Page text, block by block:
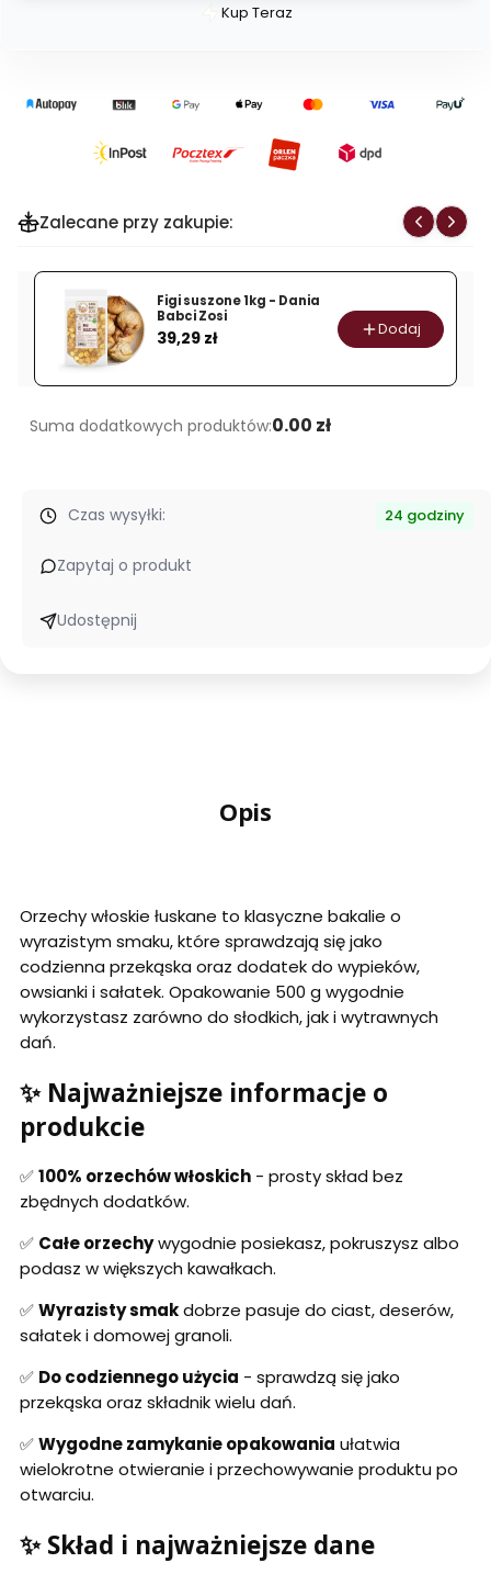
Szybki
produktu
włoskie
Babci
Kup Teraz
Zalecane przy zakupie:
Figi suszone 1kg - Dania
Babci Zosi
Cena
39,29 zł Dodaj
Suma dodatkowych produktów:0.00 zł
Czas wysyłki: 24 godziny
Zapytaj o produkt
Udostępnij
Opis
Orzechy włoskie łuskane to klasyczne bakalie o
wyrazistym smaku, które sprawdzają się jako
codzienna przekąska oraz dodatek do wypieków,
owsianki i sałatek. Opakowanie 500 g wygodnie
wykorzystasz zarówno do słodkich, jak i wytrawnych
dań.
✨ Najważniejsze informacje o
produkcie
✅100% orzechów włoskich - prosty skład bez
zbędnych dodatków.
✅ Całe orzechywygodnie posiekasz, pokruszysz albo
podasz w większych kawałkach.
✅Wyrazisty smakdobrze pasuje do ciast, deserów,
sałatek i domowej granoli.
✅ Do codziennego użycia - sprawdzą się jako
przekąska oraz składnik wielu dań.
✅Wygodne zamykanie opakowania ułatwia
wielokrotne otwieranie i przechowywanie produktu po
otwarciu.
✨ Skład i najważniejsze dane